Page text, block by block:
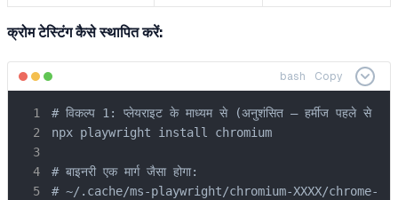
क्रोम टेस्टिंग कैसे स्थापित करें:
bash Copy
# विकल्प 1: प्लेयराइट के माध्यम से (अनुशंसित — हर्मीज पहले से ही
npx playwright install chromium
# बाइनरी एक मार्ग जैसा होगा:
# ~/.cache/ms-playwright/chromium-XXXX/